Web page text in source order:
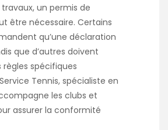
travaux, un permis de
être nécessaire. Certains
qu’une déclaration
que d’autres doivent
spécifiques
Tennis, spécialiste en
les clubs et
assurer la conformité